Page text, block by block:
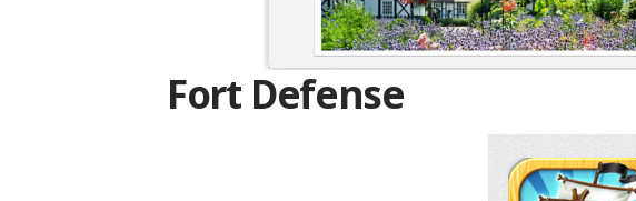
Fort Defense